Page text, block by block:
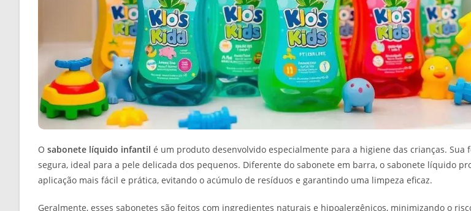
O sabonete líquido infantil é um produto desenvolvido especialmente para a higiene das crianças. Sua
segura, ideal para a pele delicada dos pequenos. Diferente do sabonete em barra, o sabonete líquido
aplicação mais fácil e prática, evitando o acúmulo de resíduos e garantindo uma limpeza eficaz.
Geralmente, esses sabonetes são feitos com ingredientes naturais e hipoalergênicos, minimizando o